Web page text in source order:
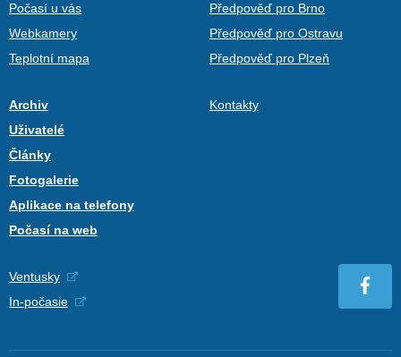
Počasí u vás
Webkamery
Teplotní mapa
Předpověď pro Brno
Předpověď pro Ostravu
Předpověď pro Plzeň
Archiv
Uživatelé
Články
Fotogalerie
Aplikace na telefony
Počasí na web
Kontakty
Ventusky
In-počasie